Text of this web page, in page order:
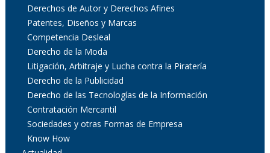
Derechos de Autor y Derechos Afines
Patentes, Diseños y Marcas
Competencia Desleal
Derecho de la Moda
Litigación, Arbitraje y Lucha contra la Piratería
Derecho de la Publicidad
Derecho de las Tecnologías de la Información
Contratación Mercantil
Sociedades y otras Formas de Empresa
Know How